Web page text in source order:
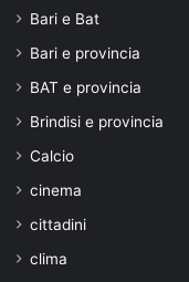
Bari e Bat
Bari e provincia
BAT e provincia
Brindisi e provincia
Calcio
cinema
cittadini
clima